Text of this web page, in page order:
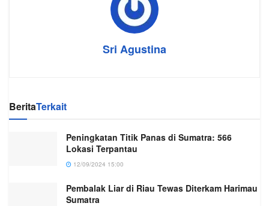
Sri Agustina
BeritaTerkait
Peningkatan Titik Panas di Sumatra: 566
Lokasi Terpantau
12/09/2024 15:00
Pembalak Liar di Riau Tewas Diterkam Harimau
Sumatra